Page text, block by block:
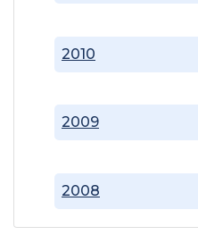
2008
2009
2010